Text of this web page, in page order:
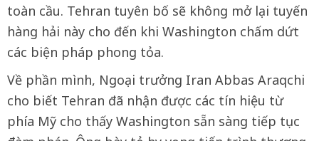
toàn cầu. Tehran tuyên bố sẽ không mở lại tuyến
hàng hải này cho đến khi Washington chấm dứt
các biện pháp phong tỏa.
Về phần mình, Ngoại trưởng Iran Abbas Araqchi
cho biết Tehran đã nhận được các tín hiệu từ
phía Mỹ cho thấy Washington sẵn sàng tiếp tục